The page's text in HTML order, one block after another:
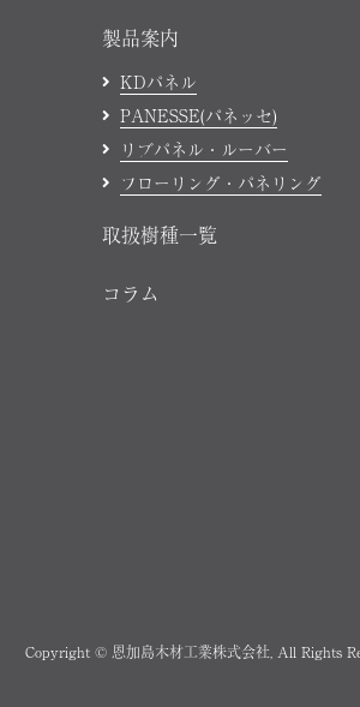
製品案内
KDパネル
PANESSE(パネッセ)
リブパネル・ルーバー
フローリング・パネリング
取扱樹種一覧
コラム
Copyright © 恩加島木材工業株式会社, All Rights